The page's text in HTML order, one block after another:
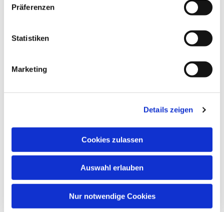
Präferenzen
Statistiken
Marketing
Details zeigen
Cookies zulassen
Auswahl erlauben
Nur notwendige Cookies